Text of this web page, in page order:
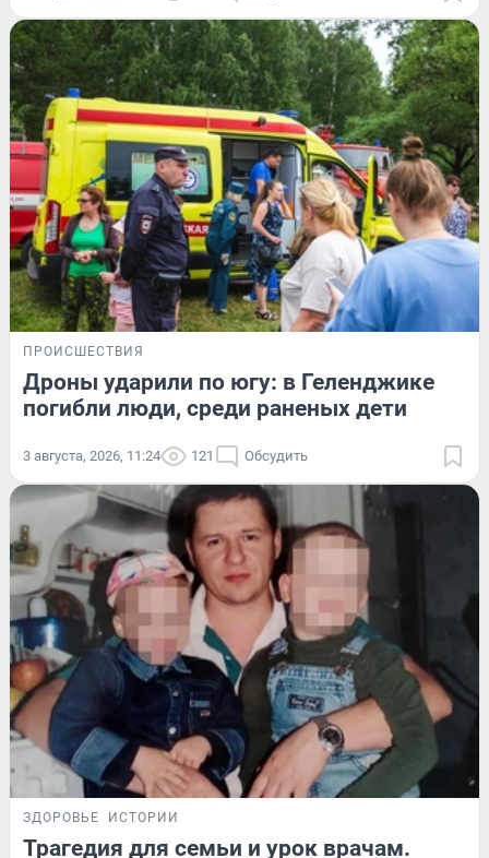
ПРОИСШЕСТВИЯ
Дроны ударили по югу: в Геленджике
погибли люди, среди раненых дети
3 августа, 2026, 11:24 121 Обсудить
ЗДОРОВЬЕ ИСТОРИИ
Трагедия для семьи и урок врачам.